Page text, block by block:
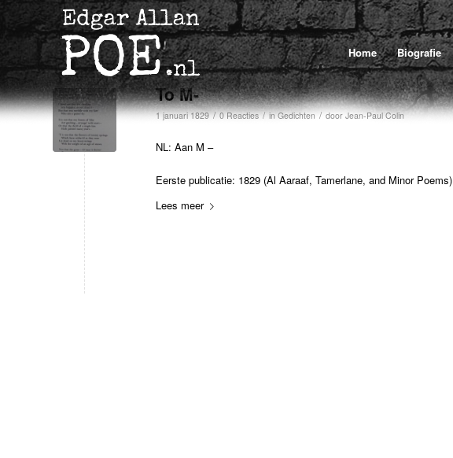
Home Biografie
To M-
1 januari 1829 / 0 Reacties / inGedichten / door Jean-Paul Colin
NL: Aan M –
Eerste publicatie: 1829 (Al Aaraaf, Tamerlane, and Minor Poems)
Lees meer